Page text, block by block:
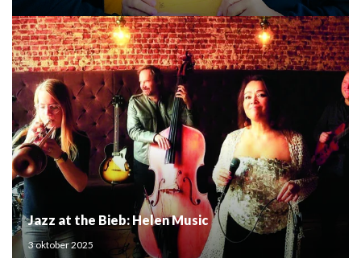
Jazz at the Bieb: Helen Music
3 oktober 2025